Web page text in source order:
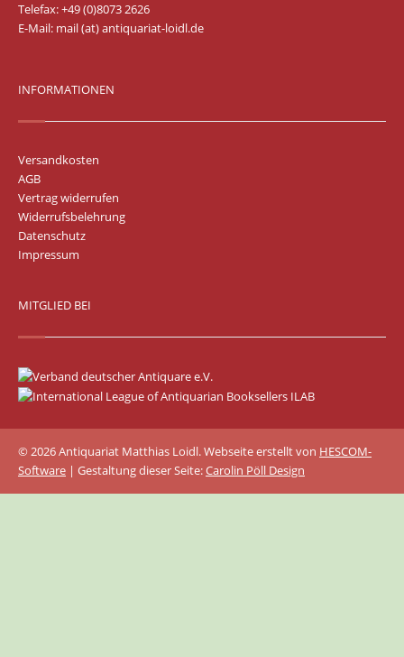
Telefax: +49 (0)8073 2626
E-Mail: mail (at) antiquariat-loidl.de
INFORMATIONEN
Versandkosten
AGB
Vertrag widerrufen
Widerrufsbelehrung
Datenschutz
Impressum
MITGLIED BEI
© 2026 Antiquariat Matthias Loidl. Webseite erstellt von HESCOM-
Software | Gestaltung dieser Seite:Carolin Pöll Design